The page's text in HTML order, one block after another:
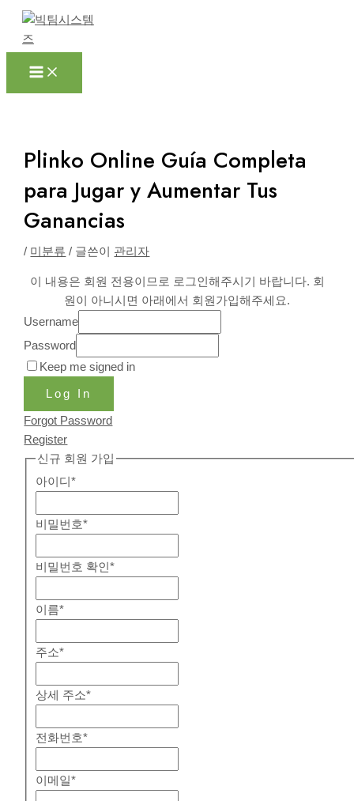
Menu
Plinko Online Guía Completa
para Jugar y Aumentar Tus
Ganancias
/ 미분류 / 글쓴이 관리자
이 내용은 회원 전용이므로 로그인해주시기 바랍니다. 회
원이 아니시면 아래에서 회원가입해주세요.
Username
Password
Keep me signed in
Log In
Forgot Password
Register
신규 회원 가입
아이디*
비밀번호*
비밀번호 확인*
이름*
주소*
상세 주소*
전화번호*
이메일*
포
트